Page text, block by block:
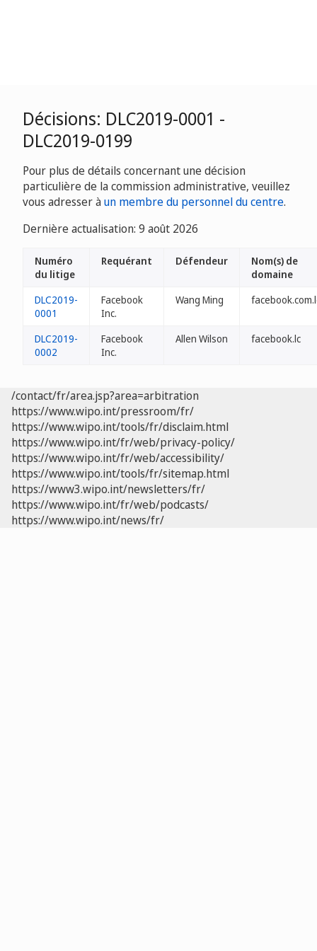
Décisions: DLC2019-0001 -
DLC2019-0199
Pour plus de détails concernant une décision
particulière de la commission administrative, veuillez
vous adresser àun membre du personnel du centre.
Dernière actualisation: 9 août 2026
Numéro
du litige
Requérant Défendeur
Nom(s) de
domaine
DLC2019-
0001
Facebook
Inc.
Wang Ming
DLC2019-
0002
Facebook
Inc.
Allen Wilson facebook.lc
/contact/fr/area.jsp?area=arbitration
https://www.wipo.int/pressroom/fr/
https://www.wipo.int/tools/fr/disclaim.html
https://www.wipo.int/fr/web/privacy-policy/
https://www.wipo.int/fr/web/accessibility/
https://www.wipo.int/tools/fr/sitemap.html
https://www3.wipo.int/newsletters/fr/
https://www.wipo.int/fr/web/podcasts/
https://www.wipo.int/news/fr/